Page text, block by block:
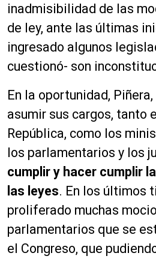
inadmisibilidad de las
de ley, ante las últimas
ingresado algunos
cuestionó- son
En la oportunidad, Piñera,
asumir sus cargos, tanto
República, como los
los parlamentarios y los
cumplir y hacer cumplir
las leyes. En los últimos
proliferado muchas
parlamentarios que se
el Congreso, que